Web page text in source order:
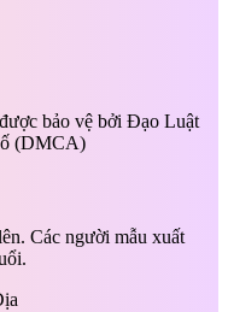
bảo vệ bởi Đạo Luật
(DMCA)
Các người mẫu xuất